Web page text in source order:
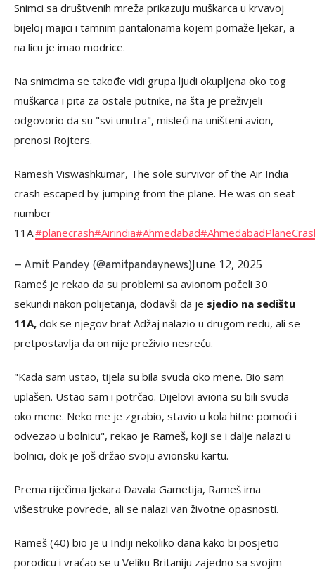
Snimci sa društvenih mreža prikazuju muškarca u krvavoj
bijeloj majici i tamnim pantalonama kojem pomaže ljekar, a
na licu je imao modrice.
Na snimcima se takođe vidi grupa ljudi okupljena oko tog
muškarca i pita za ostale putnike, na šta je preživjeli
odgovorio da su "svi unutra", misleći na uništeni avion,
prenosi Rojters.
Ramesh Viswashkumar, The sole survivor of the Air India
crash escaped by jumping from the plane. He was on seat
number
11A.#planecrash#Airindia#Ahmedabad
— Amit Pandey (@amitpandaynews)June 12, 2025
Rameš je rekao da su problemi sa avionom počeli 30
sekundi nakon polijetanja, dodavši da je sjedio na sedištu
11A, dok se njegov brat Adžaj nalazio u drugom redu, ali se
pretpostavlja da on nije preživio nesreću.
"Kada sam ustao, tijela su bila svuda oko mene. Bio sam
uplašen. Ustao sam i potrčao. Dijelovi aviona su bili svuda
oko mene. Neko me je zgrabio, stavio u kola hitne pomoći i
odvezao u bolnicu", rekao je Rameš, koji se i dalje nalazi u
bolnici, dok je još držao svoju avionsku kartu.
Prema riječima ljekara Davala Gametija, Rameš ima
višestruke povrede, ali se nalazi van životne opasnosti.
Rameš (40) bio je u Indiji nekoliko dana kako bi posjetio
porodicu i vraćao se u Veliku Britaniju zajedno sa svojim